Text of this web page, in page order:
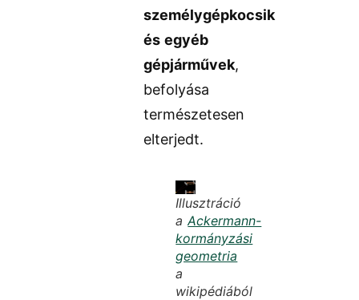
személygépkocsik
és egyéb
gépjárművek,
befolyása
természetesen
elterjedt.
Illusztráció
aAckermann-
kormányzási
geometria
a
wikipédiából